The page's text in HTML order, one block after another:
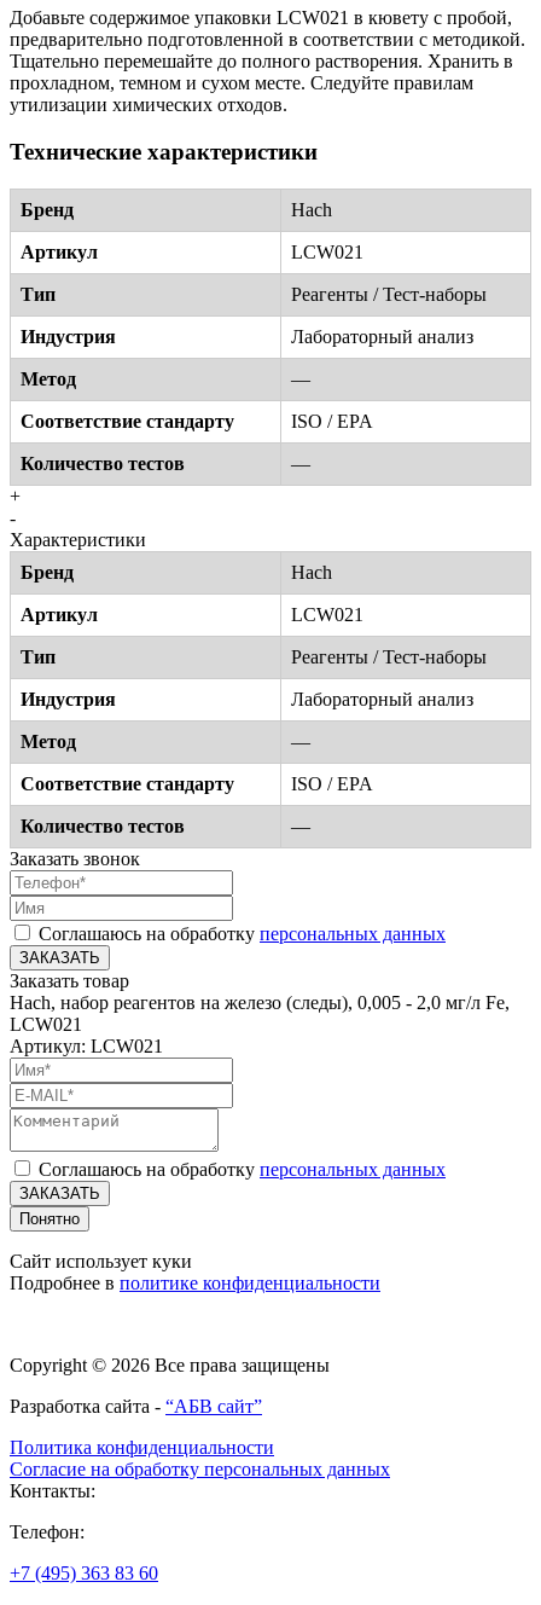
Добавьте содержимое упаковки LCW021 в кювету с пробой,
предварительно подготовленной в соответствии с методикой.
Тщательно перемешайте до полного растворения. Хранить в
прохладном, темном и сухом месте. Следуйте правилам
утилизации химических отходов.
Технические характеристики
Бренд Hach
Артикул LCW021
Тип Реагенты / Тест-наборы
Индустрия Лабораторный анализ
Метод —
Соответствие стандарту ISO / EPA
Количество тестов
—
+
-
Характеристики
Бренд
Hach
Артикул LCW021
Тип Реагенты / Тест-наборы
Индустрия Лабораторный анализ
Метод —
Соответствие стандарту ISO / EPA
Количество тестов
—
Заказать звонок
Соглашаюсь на обработку персональных данных
ЗАКАЗАТЬ
Заказать товар
Hach, набор реагентов на железо (следы), 0,005 - 2,0 мг/л Fe,
LCW021
Артикул: LCW021
Соглашаюсь на обработку персональных данных
ЗАКАЗАТЬ
Понятно
Сайт использует куки
Подробнее в политике конфиденциальности
Copyright © 2026 Все права защищены
Разработка сайта - “АБВ сайт”
Политика конфиденциальности
Согласие на обработку персональных данных
Контакты:
Телефон:
+7 (495) 363 83 60